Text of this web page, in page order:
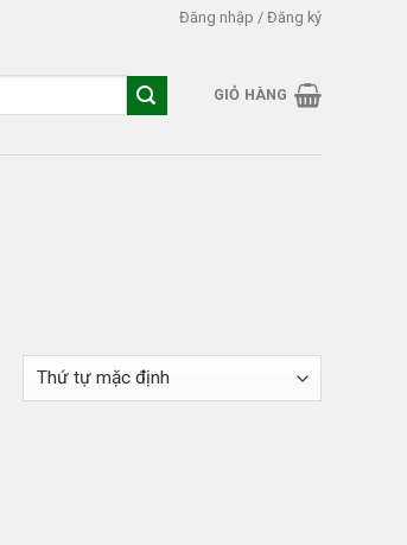
Đăng nhập / Đăng ký
GIỎ HÀNG